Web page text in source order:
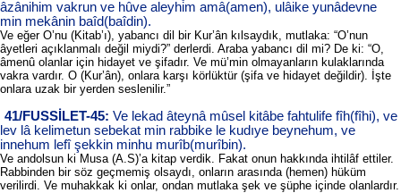
âzânihim vakrun ve hûve aleyhim amâ(amen), ulâike yunâdevne
min mekânin baîd(baîdin).
Ve eğer O’nu (Kitab’ı), yabancı dil bir Kur’ân kılsaydık, mutlaka: “O’nun
âyetleri açıklanmalı değil miydi?” derlerdi. Araba yabancı dil mi? De ki: “O,
âmenû olanlar için hidayet ve şifadır. Ve mü’min olmayanların kulaklarında
vakra vardır. O (Kur’ân), onlara karşı körlüktür (şifa ve hidayet değildir). İşte
onlara uzak bir yerden seslenilir.”
41/FUSSİLET-45: Ve lekad âteynâ mûsel kitâbe fahtulife fîh(fîhi), ve
lev lâ kelimetun sebekat min rabbike le kudıye beynehum, ve
innehum lefî şekkin minhu murîb(murîbin).
Ve andolsun ki Musa (A.S)’a kitap verdik. Fakat onun hakkında ihtilâf ettiler.
Rabbinden bir söz geçmemiş olsaydı, onların arasında (hemen) hüküm
verilirdi. Ve muhakkak ki onlar, ondan mutlaka şek ve şüphe içinde olanlardır.